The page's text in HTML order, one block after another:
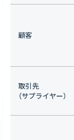
顧客
取引先
（サプライヤー）